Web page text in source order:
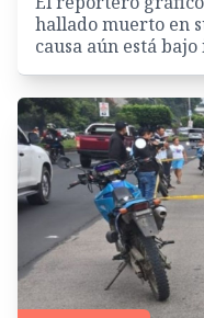
hallado muerto en
causa aún está